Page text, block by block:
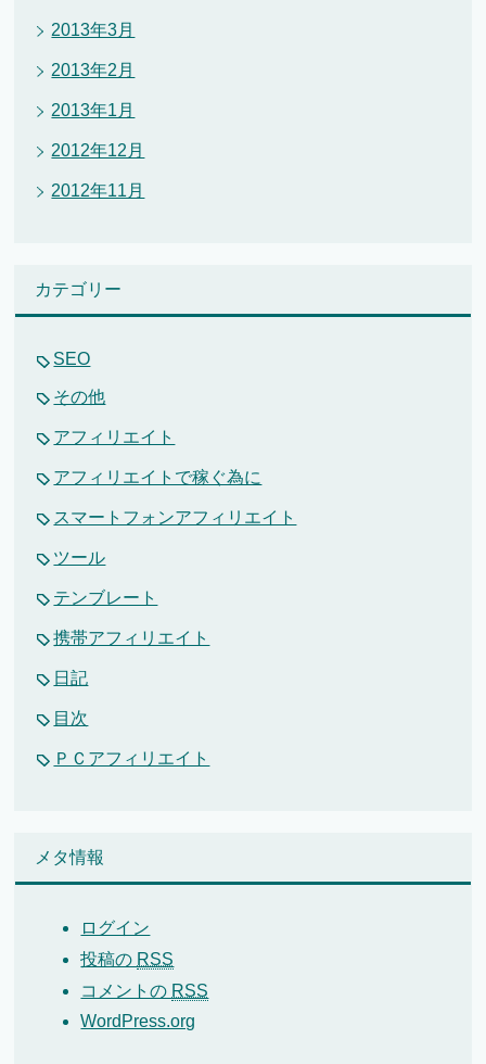
2013年3月
2013年2月
2013年1月
2012年12月
2012年11月
カテゴリー
SEO
その他
アフィリエイト
アフィリエイトで稼ぐ為に
スマートフォンアフィリエイト
ツール
テンブレート
携帯アフィリエイト
日記
目次
ＰＣアフィリエイト
メタ情報
ログイン
投稿の RSS
コメントの RSS
WordPress.org